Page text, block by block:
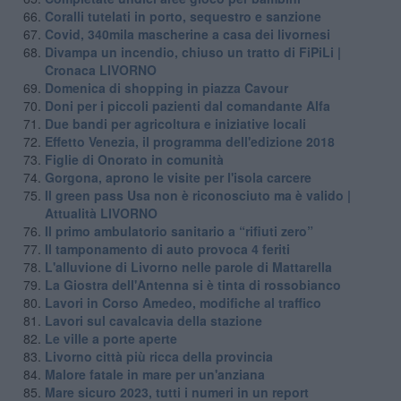
Coralli tutelati in porto, sequestro e sanzione
Covid, 340mila mascherine a casa dei livornesi
Divampa un incendio, chiuso un tratto di FiPiLi |
Cronaca LIVORNO
Domenica di shopping in piazza Cavour
Doni per i piccoli pazienti dal comandante Alfa
Due bandi per agricoltura e iniziative locali
Effetto Venezia, il programma dell'edizione 2018
Figlie di Onorato in comunità
Gorgona, aprono le visite per l'isola carcere
Il green pass Usa non è riconosciuto ma è valido |
Attualità LIVORNO
Il primo ambulatorio sanitario a “rifiuti zero”
Il tamponamento di auto provoca 4 feriti
L'alluvione di Livorno nelle parole di Mattarella
La Giostra dell'Antenna si è tinta di rossobianco
Lavori in Corso Amedeo, modifiche al traffico
Lavori sul cavalcavia della stazione
Le ville a porte aperte
Livorno città più ricca della provincia
Malore fatale in mare per un'anziana
Mare sicuro 2023, tutti i numeri in un report